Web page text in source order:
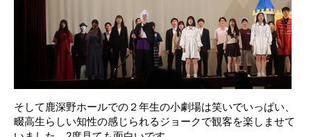
そして鹿深野ホールでの２年生の小劇場は笑いでいっぱい、
畷高生らしい知性の感じられるジョークで観客を楽しませて